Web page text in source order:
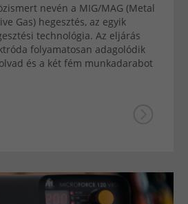
nevén a MIG/MAG (Metal
Gas) hegesztés, az egyik
technológia. Az eljárás
folyamatosan adagolódik
és a két fém munkadarabot